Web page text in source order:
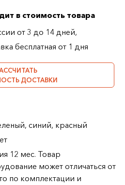
в стоимость товара
от 3 до 14 дней,
бесплатная от 1 дня
ДОСТАВКИ
синий, красный
12 мес. Товар
может отличаться от
по комплектации и